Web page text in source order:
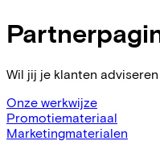
Wil jij je klanten
Onze werkwijze
Promotiemateriaal
Marketingmaterialen